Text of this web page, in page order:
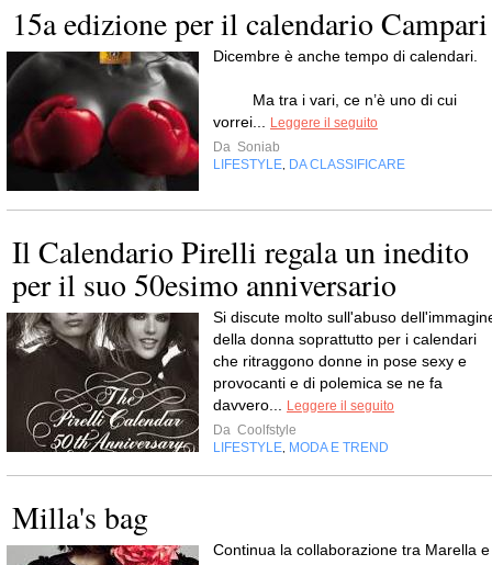
15a edizione per il calendario Campari
Dicembre è anche tempo di
Ma tra i vari, ce n’è uno di cui
vorrei...
Leggere il seguito
Da Soniab
LIFESTYLE DA CLASSIFICARE
Il Calendario Pirelli regala un inedito
per il suo 50esimo anniversario
Si discute molto sull'abuso
della donna soprattutto per i calendari
che ritraggono donne in pose sexy e
provocanti e di polemica se ne fa
davvero...
Leggere il seguito
Da Coolfstyle
LIFESTYLE MODA E TREND
Milla's bag
Continua la collaborazione tra Marella e